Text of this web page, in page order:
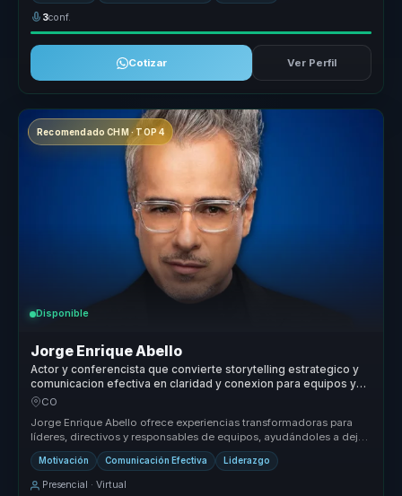
3conf.
Cotizar Ver Perfil
Recomendado CHM · TOP 4
Disponible
Jorge Enrique Abello
Actor y conferencista que convierte storytelling estrategico y
comunicacion efectiva en claridad y conexion para equipos y
audiencias.
CO
Jorge Enrique Abello ofrece experiencias transformadoras para
líderes, directivos y responsables de equipos, ayudándoles a dejar
atrás eq...
Motivación Comunicación Efectiva Liderazgo
Presencial · Virtual